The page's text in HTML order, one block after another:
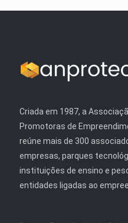
Criada em 1987, a
Promotoras de
reúne mais de 300
empresas, parques
instituições de ensino e
entidades ligadas ao